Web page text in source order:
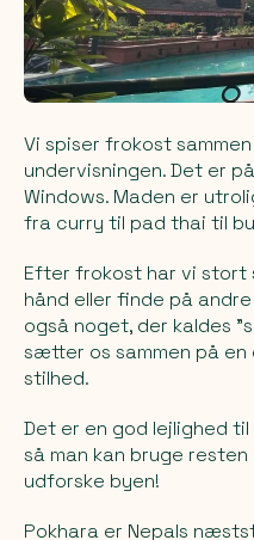
Vi spiser frokost
undervisningen. Det er
Windows. Maden er
fra curry til pad thai til
Efter frokost har vi
hånd eller finde på
også noget, der kaldes
sætter os sammen på
stilhed.
Det er en god lejlighed
så man kan bruge
udforske byen!
Pokhara er Nepals